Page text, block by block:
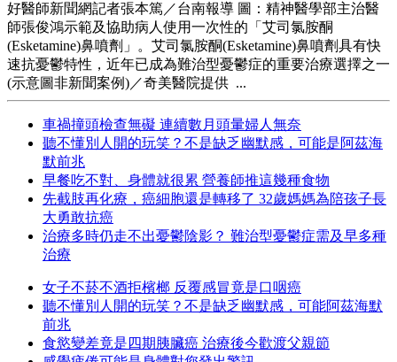
好醫師新聞網記者張本篤／台南報導 圖：精神醫學部主治醫
師張俊鴻示範及協助病人使用一次性的「艾司氯胺酮
(Esketamine)鼻噴劑」。艾司氯胺酮(Esketamine)鼻噴劑具有快
速抗憂鬱特性，近年已成為難治型憂鬱症的重要治療選擇之一
(示意圖非新聞案例)／奇美醫院提供 ...
車禍撞頭檢查無礙 連續數月頭暈婦人無奈
聽不懂別人開的玩笑？不是缺乏幽默感，可能是阿茲海
默前兆
早餐吃不對、身體就很累 營養師推這幾種食物
先截肢再化療，癌細胞還是轉移了 32歲媽媽為陪孩子長
大勇敢抗癌
治療多時仍走不出憂鬱陰影？ 難治型憂鬱症需及早多種
治療
女子不菸不酒拒檳榔 反覆感冒竟是口咽癌
聽不懂別人開的玩笑？不是缺乏幽默感，可能阿茲海默
前兆
食慾變差竟是四期胰臟癌 治療後今歡渡父親節